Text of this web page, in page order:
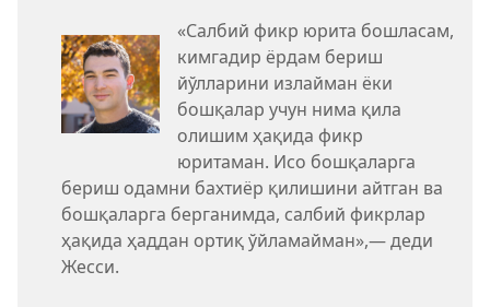
«Салбий фикр юрита бошласам,
кимгадир ёрдам бериш
йўлларини излайман ёки
бошқалар учун нима қила
олишим ҳақида фикр
юритаман. Исо бошқаларга
бериш одамни бахтиёр қилишини айтган ва
бошқаларга берганимда, салбий фикрлар
ҳақида ҳаддан ортиқ ўйламайман»,— деди
Жесси.